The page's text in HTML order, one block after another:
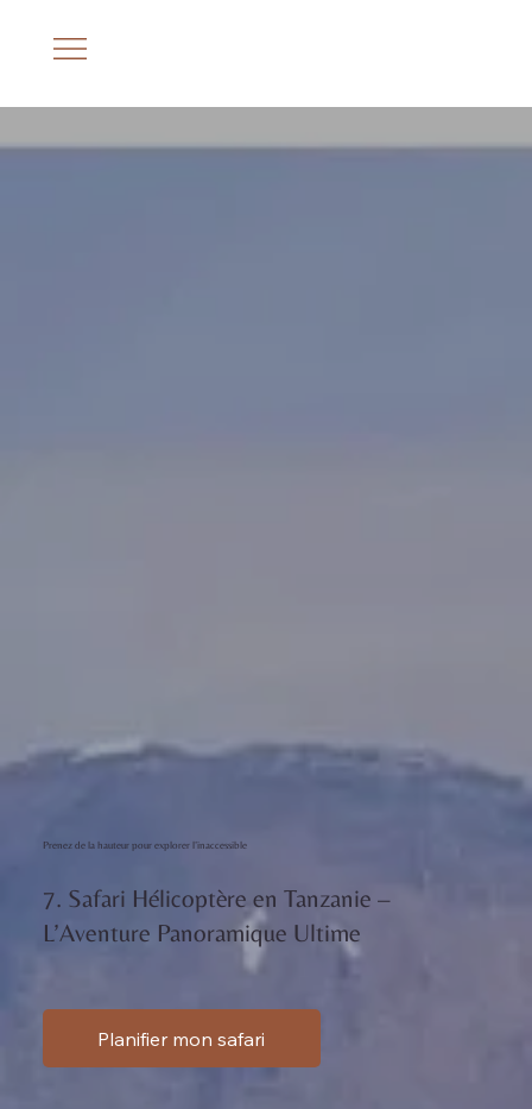
Prenez de la hauteur pour explorer l’inaccessible
7. Safari Hélicoptère en Tanzanie –
L’Aventure Panoramique Ultime
Planifier mon safari